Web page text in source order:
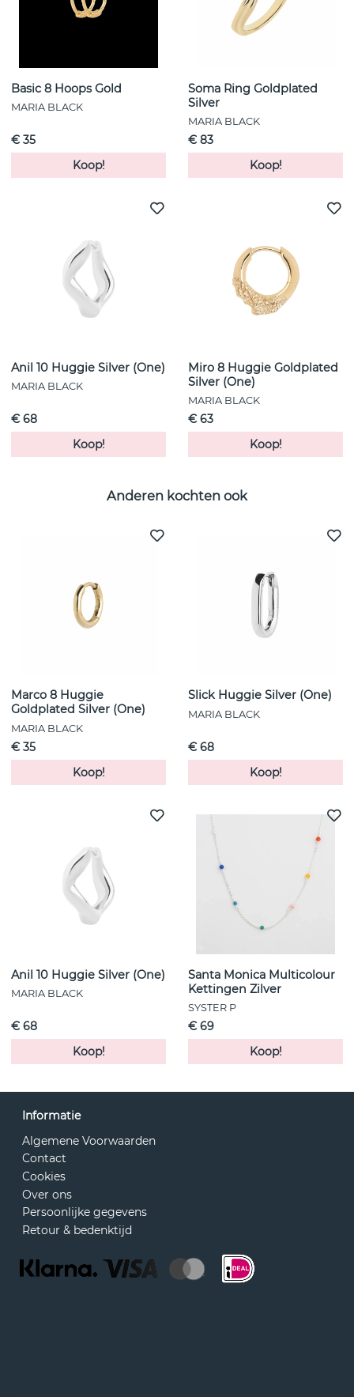
Basic 8 Hoops Gold
MARIA BLACK
€ 35
Koop!
Soma Ring Goldplated
Silver
MARIA BLACK
€ 83
Koop!
Anil 10 Huggie Silver (One)
MARIA BLACK
€ 68
Koop!
Miro 8 Huggie Goldplated
Silver (One)
MARIA BLACK
€ 63
Koop!
Anderen kochten ook
Marco 8 Huggie
Goldplated Silver (One)
MARIA BLACK
€ 35
Koop!
Slick Huggie Silver (One)
MARIA BLACK
€ 68
Koop!
Anil 10 Huggie Silver (One)
MARIA BLACK
€ 68
Koop!
Santa Monica Multicolour
Kettingen Zilver
SYSTER P
€ 69
Koop!
Informatie
Algemene Voorwaarden
Contact
Cookies
Over ons
Persoonlijke gegevens
Retour & bedenktijd